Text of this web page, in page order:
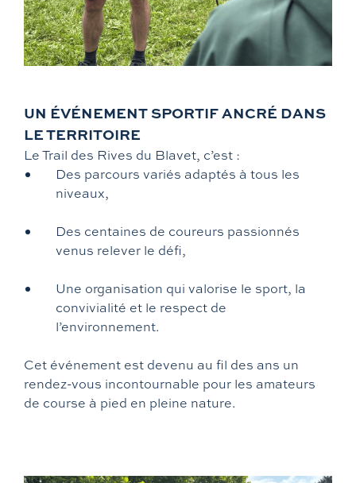
UN ÉVÉNEMENT SPORTIF ANCRÉ DANS
LE TERRITOIRE
Le Trail des Rives du Blavet, c’est :
Des parcours variés adaptés à tous les
niveaux,
Des centaines de coureurs passionnés
venus relever le défi,
Une organisation qui valorise le sport, la
convivialité et le respect de
l’environnement.
Cet événement est devenu au fil des ans un
rendez-vous incontournable pour les amateurs
de course à pied en pleine nature.